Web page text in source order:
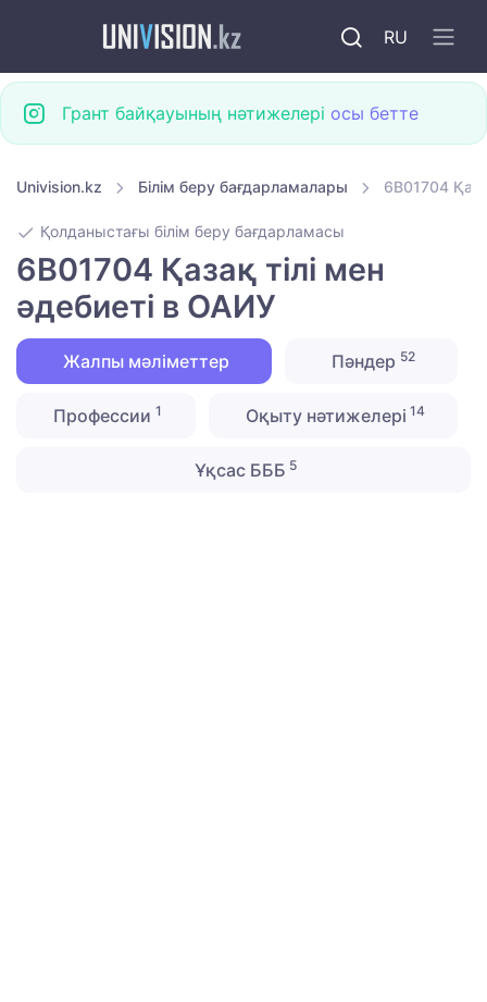
RU
Грант байқауының нәтижелері осы бетте
Univision.kz Білім беру бағдарламалары 6B01704
Қолданыстағы білім беру бағдарламасы
6B01704 Қазақ тілі мен
әдебиеті в ОАИУ
Жалпы мәліметтер Пәндер 52
Профессии1 Оқыту нәтижелері 14
Ұқсас БББ 5